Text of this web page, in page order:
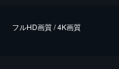
フルHD画質 / 4K画質